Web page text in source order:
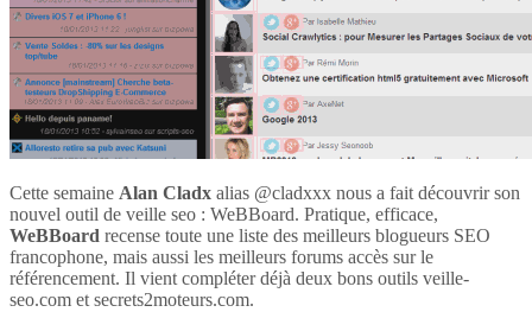
Cette semaine Alan Cladx alias @cladxxx nous a fait découvrir son
nouvel outil de veille seo : WeBBoard. Pratique, efficace,
WeBBoard recense toute une liste des meilleurs blogueurs SEO
francophone, mais aussi les meilleurs forums accès sur le
référencement. Il vient compléter déjà deux bons outils veille-
seo.com et secrets2moteurs.com.